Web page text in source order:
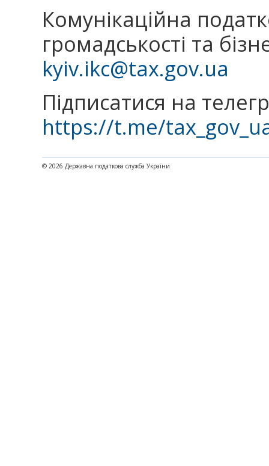
Комунікаційна
громадськості та
kyiv.ikc@tax.gov.ua
Підписатися на
https://t.me/
© 2026 Державна податкова служба України